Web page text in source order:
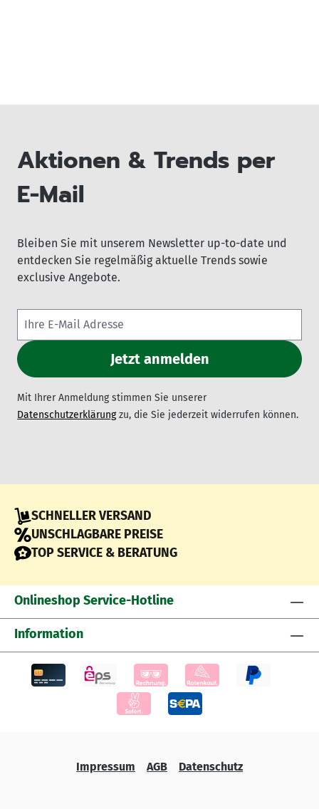
Aktionen & Trends per
E-Mail
Bleiben Sie mit unserem Newsletter up-to-date und
entdecken Sie regelmäßig aktuelle Trends sowie
exclusive Angebote.
Mit Ihrer Anmeldung stimmen Sie unserer
Datenschutzerklärungzu, die Sie jederzeit widerrufen können.
SCHNELLER VERSAND
UNSCHLAGBARE PREISE
TOP SERVICE & BERATUNG
Onlineshop Service-Hotline
Information
Impressum AGB Datenschutz